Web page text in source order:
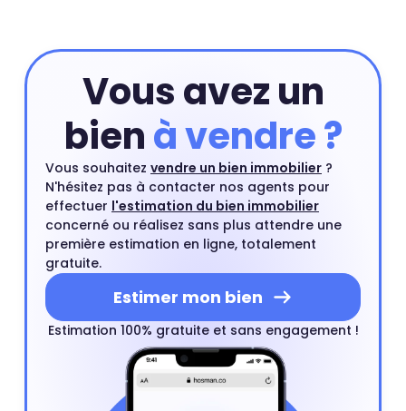
Vous avez un
bienà vendre ?
Vous souhaitez vendre un bien immobilier ?
N'hésitez pas à contacter nos agents pour
effectuer l'estimation du bien immobilier
concerné ou réalisez sans plus attendre une
première estimation en ligne, totalement
gratuite.
Estimer mon bien
Estimation 100% gratuite et sans engagement !